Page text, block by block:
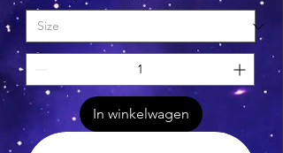
In winkelwagen